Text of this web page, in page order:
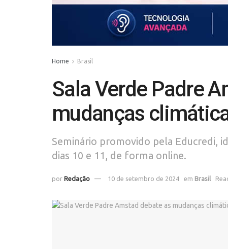
Home Brasil
Sala Verde Padre
mudanças
Seminário promovido pela Educredi,
dias 10 e 11, de forma online.
por Redação 10 de setembro de 2024 em Brasil